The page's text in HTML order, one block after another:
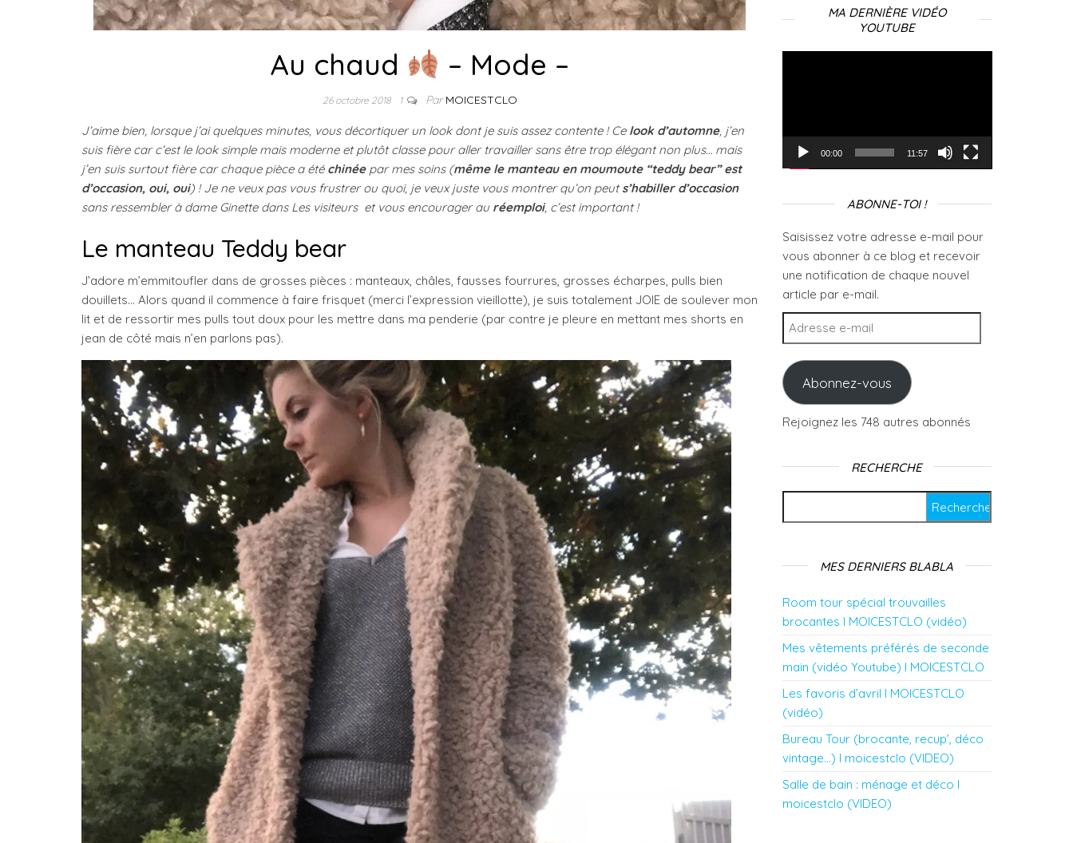
Au chaud – Mode –
26 octobre 2018 1 ParMOICESTCLO
J’aime bien, lorsque j’ai quelques minutes, vous décortiquer un look dont je suis assez contente ! Ce look d’automne, j’en
suis fière car c’est le look simple mais moderne et plutôt classe pour aller travailler sans être trop élégant non plus… mais
j’en suis surtout fière car chaque pièce a été chinéepar mes soins (même le manteau en moumoute “teddy bear” est
d’occasion, oui, oui) ! Je ne veux pas vous frustrer ou quoi, je veux juste vous montrer qu’on peuts’habiller d’occasion
sans ressembler à dame Ginette dans Les visiteurs et vous encourager au réemploi, c’est important !
Le manteau Teddy bear
J’adore m’emmitoufler dans de grosses pièces : manteaux, châles, fausses fourrures, grosses écharpes, pulls bien
douillets… Alors quand il commence à faire frisquet (merci l’expression vieillotte), je suis totalement JOIE de soulever mon
lit et de ressortir mes pulls tout doux pour les mettre dans ma penderie (par contre je pleure en mettant mes shorts en
jean de côté mais n’en parlons pas).
MA DERNIÈRE VIDÉO
YOUTUBE
00:00 11:57
ABONNE-TOI !
Saisissez votre adresse e-mail pour
vous abonner à ce blog et recevoir
une notification de chaque nouvel
article par e-mail.
Adresse e-mail
Abonnez-vous
Rejoignez les 748 autres abonnés
RECHERCHE
MES DERNIERS BLABLA
Room tour spécial trouvailles
brocantes l MOICESTCLO (vidéo)
Mes vêtements préférés de seconde
main (vidéo Youtube) l MOICESTCLO
Les favoris d’avril l MOICESTCLO
(vidéo)
Bureau Tour (brocante, recup’, déco
vintage…) l moicestclo (VIDEO)
Salle de bain : ménage et déco l
moicestclo (VIDEO)